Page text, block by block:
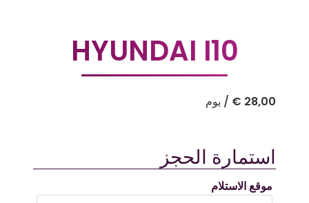
HYUNDAI I10
€ 28,00 / يوم
استمارة الحجز
موقع الاستلام